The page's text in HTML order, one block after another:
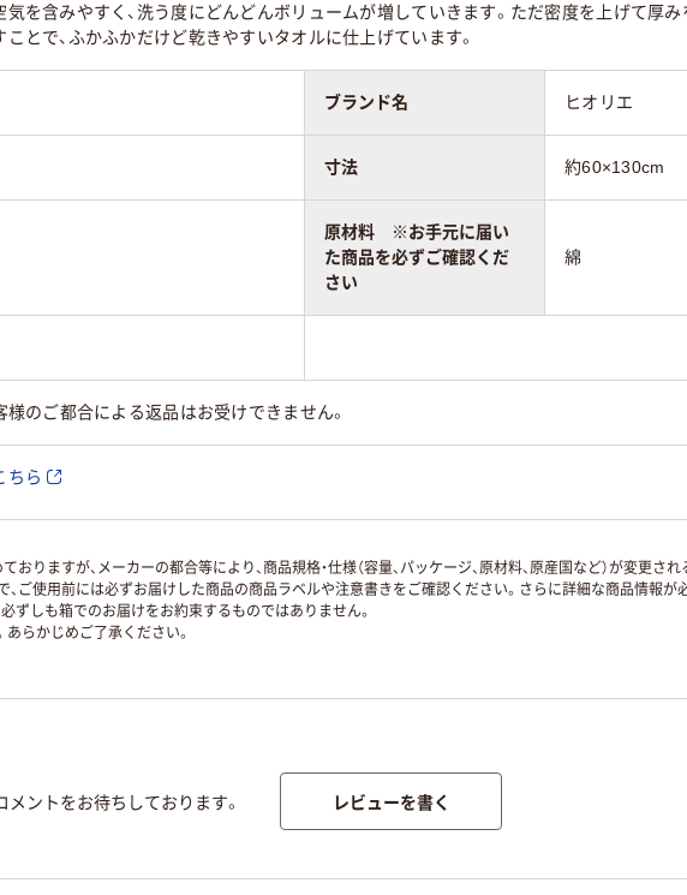
を含みやすく、洗う度にどんどんボリュームが増していきます。ただ密度を上げて厚
とで、ふかふかだけど乾きやすいタオルに仕上げています。
ブランド名 ヒオリエ
寸法 約60×130cm
原材料 ※お手元に届い
た商品を必ずご確認くだ
さい
綿
様のご都合による返品はお受けできません。
ちら
りますが、メーカーの都合等により、商品規格・仕様（容量、パッケージ、原材料、原産国など）が変更さ
ご使用前には必ずお届けした商品の商品ラベルや注意書きをご確認ください。さらに詳細な商品情報が
必ずしも箱でのお届けをお約束するものではありません。
らかじめご了承ください。
ントをお待ちしております。 レビューを書く